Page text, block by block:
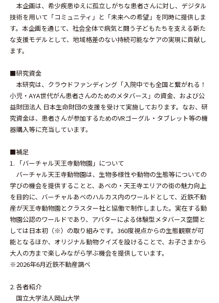
本企画は、希少疾患ゆえに孤立しがちな患者さんに対し、デジタル
技術を用いて「コミュニティ」と「未来への希望」を同時に提供しま
す。本企画を通じて、社会全体で病気と闘う子どもたちを支える新た
な支援モデルとして、地域格差のない持続可能なケアの実現に貢献し
ます。
■研究資金
本研究は、クラウドファンディング「入院中でも全国と繋がれる！
小児・AYA世代がん患者さんのためのメタバース」の資金、および公
益財団法人 日本生命財団の支援を受けて実施しております。なお、研
究資金は、患者さんが参加するためのVRゴーグル・タブレット等の機
器購入等に充当しています。
■補足
1. 「バーチャル天王寺動物園」について
バーチャル天王寺動物園は、生物多様性や動物の生態等についての
学びの機会を提供することと、あべの・天王寺エリアの街の魅力向上
を目的に、バーチャルあべのハルカス内のワールドとして、近鉄不動
産が天王寺動物園とクラスター社と協働で制作しました。実在する動
物園公認のワールドであり、アバターによる体験型メタバース空間と
しては日本初（※）の取り組みです。360度視点からの生態観察が可
能となるほか、オリジナル動物クイズを設けることで、お子さまから
大人の方まで楽しみながら学ぶ機会を提供しています。
※2026年6月近鉄不動産調べ
2. 各者紹介
国立大学法人岡山大学